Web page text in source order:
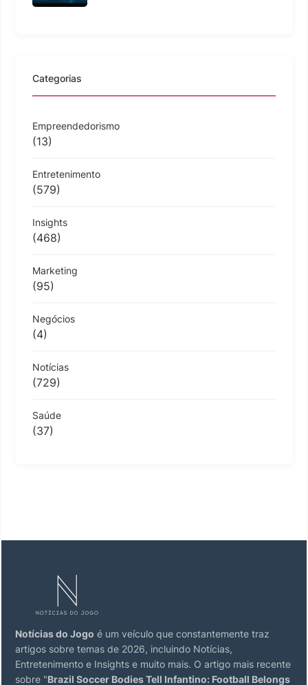
Categorias
Empreendedorismo
(13)
Entretenimento
(579)
Insights
(468)
Marketing
(95)
Negócios
(4)
Notícias
(729)
Saúde
(37)
Notícias do Jogo é um veículo que constantemente traz
artigos sobre temas de 2026, incluindo Notícias,
Entretenimento e Insights e muito mais. O artigo mais recente
sobre "Brazil Soccer Bodies Tell Infantino: Football Belongs